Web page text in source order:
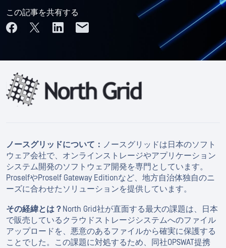
この記事を共有する
ノースグリッドについて： ノースグリッドは日本のソフト
ウェア会社で、オンラインストレージやアプリケーション
システム開発のソフトウェア開発を専門としています。
ProselfやProself Gateway Editionなど、地方自治体独自のニ
ーズに合わせたソリューションを提供しています。
その経緯とは？ North Grid社が直面する最大の課題は、日本
で販売しているクラウドストレージシステムへのファイル
アップロードを、悪意のあるファイルから確実に保護する
ことでした。この課題に対処するため、同社OPSWAT提携